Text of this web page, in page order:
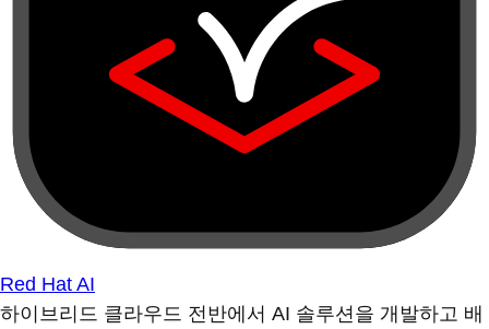
Red Hat AI
하이브리드 클라우드 전반에서 AI 솔루션을 개발하고 배